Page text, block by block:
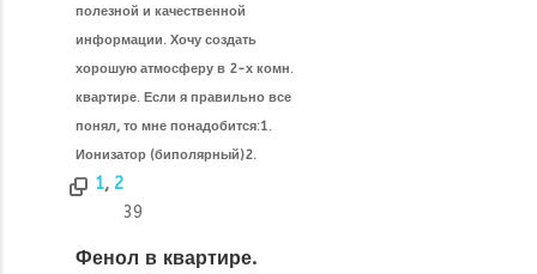
полезной и качественной
информации. Хочу создать
хорошую атмосферу в 2-х комн.
квартире. Если я правильно все
понял, то мне понадобится:1.
Ионизатор (биполярный)2.
1, 2
39
Фенол в квартире.